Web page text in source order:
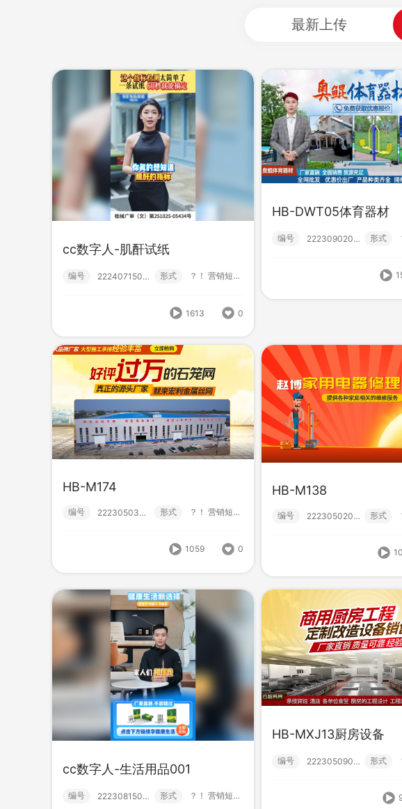
最新上传
cc数字人-肌酐试纸
1613
HB-DWT05体育器
HB-M174
形式
HB-M138
222305020001
HB-CTH07橡塑制品
编号 形式 形
cc数字人-肌酐试纸
编号 222407150000 形式 ？！ 营销短视频; 初级款; 数字人;
1613 0
HB-DWT05体育器材
编号 222309020000 形式
HB-M174
编号 222305030028 形式 ？！ 营销短视频; 小视频; 初级款;
1059 0
HB-M138
编号 222305020001 形式
cc数字人-生活用品001
编号 222308150000 形式 ？！ 营销短视频; 初级款; 数字人;
HB-MXJ13厨房设备
编号 222305090001 形式